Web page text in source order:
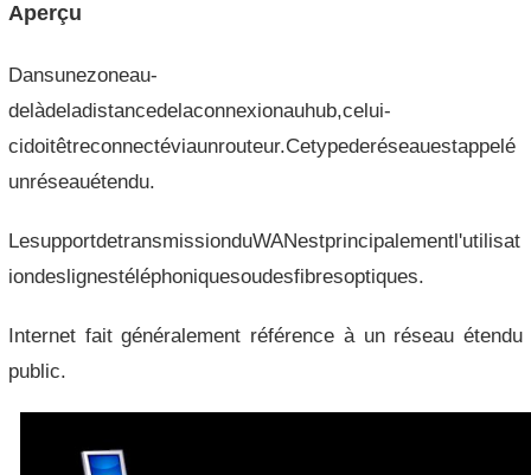
Aperçu
Dansunezoneau-
delàdeladistancedelaconnexionauhub,celui-
cidoitêtreconnectéviaunrouteur.Cetypederéseauestappelé
unréseauétendu.
LesupportdetransmissionduWANestprincipalementl'utilisat
iondeslignestéléphoniquesoudesfibresoptiques.
Internet fait généralement référence à un réseau étendu
public.